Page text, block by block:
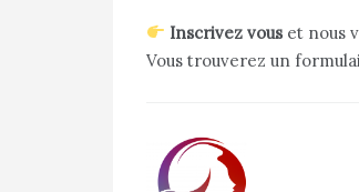
Inscrivez vous et nous
Vous trouverez un